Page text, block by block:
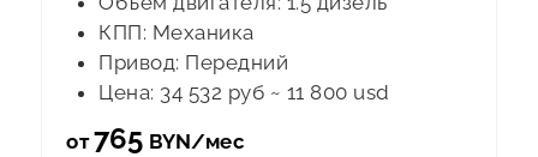
КПП: Механика
Привод: Передний
Цена: 34 532 руб ~ 11 800 usd
от765 BYN/мес